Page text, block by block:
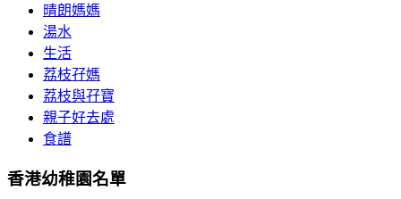
晴朗媽媽
湯水
生活
荔枝孖媽
荔枝與孖寶
親子好去處
食譜
香港幼稚園名單